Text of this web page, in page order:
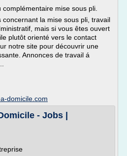
mise sous pli.
concernant la mise sous pli, travail
mais si vous êtes ouvert
plutôt orienté vers le contact
notre site pour découvrir une
Annonces de travail á
domicile.com
- Jobs |